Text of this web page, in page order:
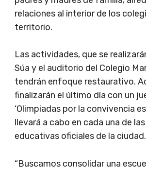
relaciones al interior de los
territorio.
Las actividades, que se
Súa y el auditorio del Colegio
tendrán enfoque restaurativo.
finalizarán el último día con un
‘Olimpiadas por la convivencia
llevará a cabo en cada una de
educativas oficiales de la ciudad.
“Buscamos consolidar una